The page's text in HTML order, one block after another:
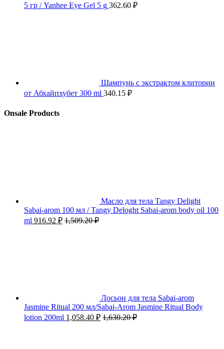
5 гр / Yanhee Eye Gel 5 g 362.60 ₽
Шампунь с экстрактом клитории
от Абхайпхубет 300 ml 340.15 ₽
Onsale Products
Масло для тела Tangy Delight
Sabai-arom 100 мл / Tangy Deloght Sabai-arom body oil 100
ml 916.92 ₽ 1,509.20₽
Лосьон для тела Sabai-arom
Jasmine Ritual 200 мл/Sabai-Arom Jasmine Ritual Body
lotion 200ml 1,058.40 ₽ 1,630.20₽